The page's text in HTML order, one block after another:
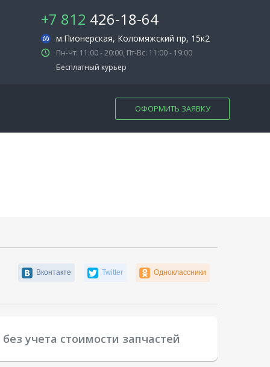
+7 812 426-18-64
м.Пионерская, Коломяжский пр, 15к2
Пн-Чт: 11:00 - 20:00, Пт-Вс: 11:00 - 19:00
Бесплатный курьер
ОФОРМИТЬ ЗАЯВКУ
Вконтакте Twitter Одноклассники
без учета стоимости запчастей